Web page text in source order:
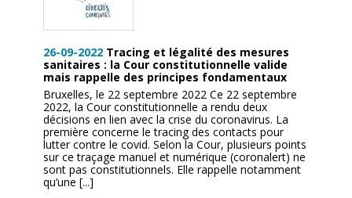
26-09-2022 Tracing et légalité des mesures
sanitaires : la Cour constitutionnelle valide
mais rappelle des principes fondamentaux
Bruxelles, le 22 septembre 2022 Ce 22 septembre
2022, la Cour constitutionnelle a rendu deux
décisions en lien avec la crise du coronavirus. La
première concerne le tracing des contacts pour
lutter contre le covid. Selon la Cour, plusieurs points
sur ce traçage manuel et numérique (coronalert) ne
sont pas constitutionnels. Elle rappelle notamment
qu’une [...]